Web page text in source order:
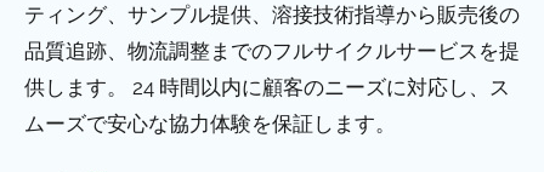
ティング、サンプル提供、溶接技術指導から販売後の
品質追跡、物流調整までのフルサイクルサービスを提
供します。 24 時間以内に顧客のニーズに対応し、ス
ムーズで安心な協力体験を保証します。